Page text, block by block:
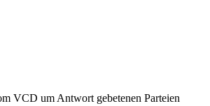
VCD um Antwort gebetenen Parteien